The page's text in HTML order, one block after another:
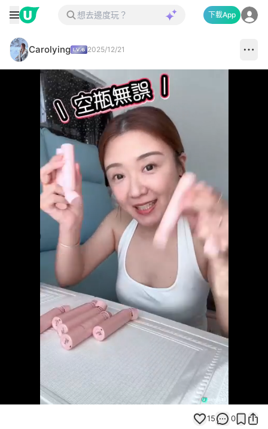
下載App
Carolying 2025/12/21
Loaded
43.64%
15 0